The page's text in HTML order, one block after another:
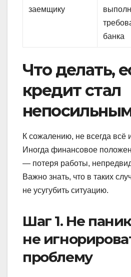
заемщику
банка
Что делать,
кредит стал
К сожалению, не всегда всё
Иногда финансовое
— потеря работы,
Важно знать, что в таких
не усугубить ситуацию.
Шаг 1. Не
не
проблему